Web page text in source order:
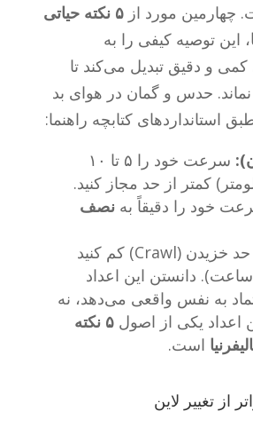
چهارمین مورد از
۵ نکته حیاتی
، این توصیه کیفی را به
و دقیق تبدیل می‌کند تا
حدس و گمان در هوای بد
استانداردهای کتابچه راهنما:
سرعت خود را ۵ تا ۱۰
خود را دقیقاً به نصف
سرعت را تا حد خزیدن (Crawl) کم کنید
بر ساعت). دانستن این اعداد
به نفس واقعی می‌دهد، نه
اعداد یکی از اصول
۵ نکته
است.